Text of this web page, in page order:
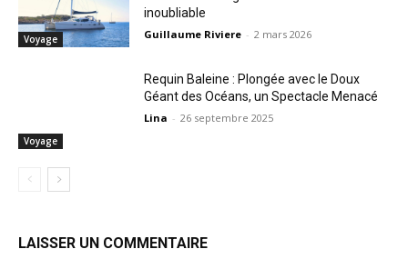
Voyage
inoubliable
Guillaume Riviere - 2 mars 2026
Voyage
Requin Baleine : Plongée avec le Doux
Géant des Océans, un Spectacle Menacé
Lina - 26 septembre 2025
LAISSER UN COMMENTAIRE